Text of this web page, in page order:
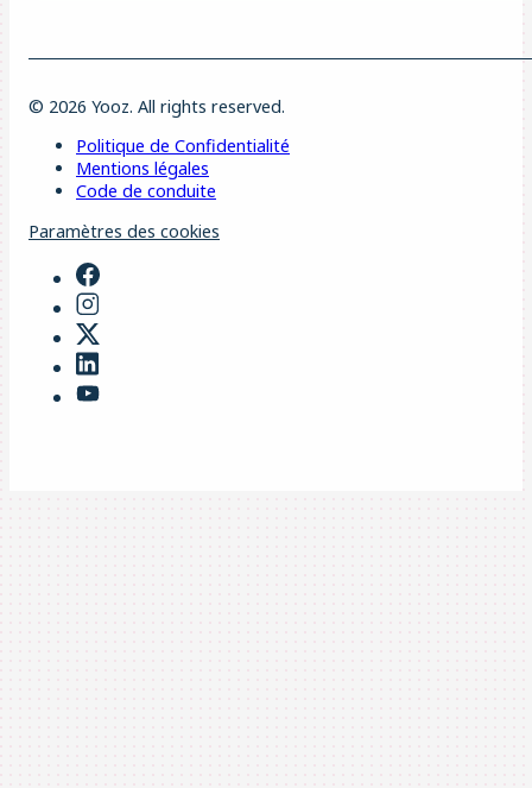
© 2026 Yooz. All rights reserved.
Politique de Confidentialité
Mentions légales
Code de conduite
Paramètres des cookies